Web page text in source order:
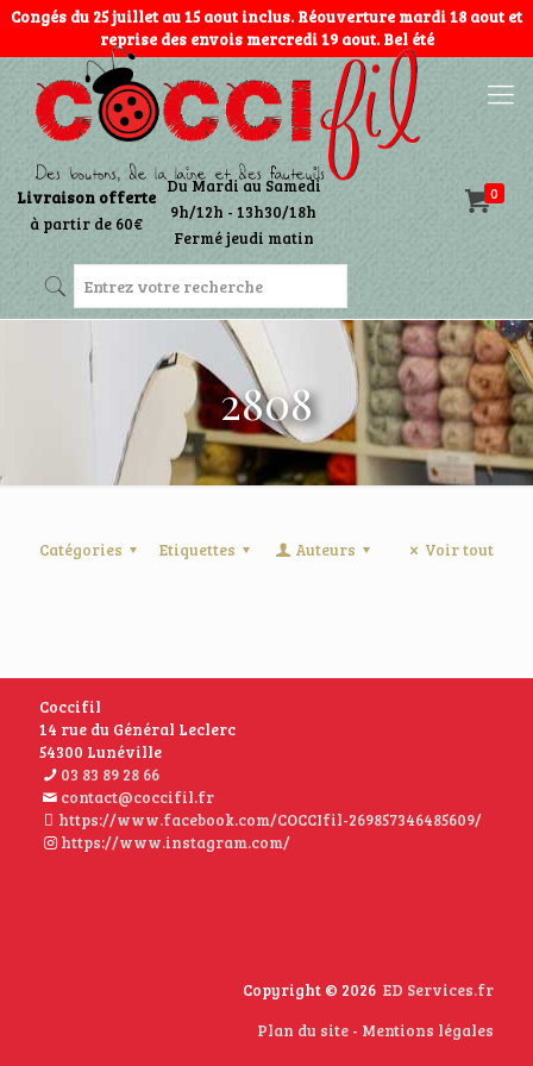
Congés du 25 juillet au 15 aout inclus. Réouverture mardi 18 aout et
reprise des envois mercredi 19 aout. Bel été
0
Livraison offerte
à partir de 60€
Du Mardi au Samedi
9h/12h - 13h30/18h
Fermé jeudi matin
2808
Catégories Etiquettes Auteurs Voir tout
Coccifil
14 rue du Général Leclerc
54300 Lunéville
03 83 89 28 66
contact@coccifil.fr
https://www.facebook.com/COCCIfil-269857346485609/
https://www.instagram.com/
Copyright © 2026 ED Services.fr
Plan du site - Mentions légales